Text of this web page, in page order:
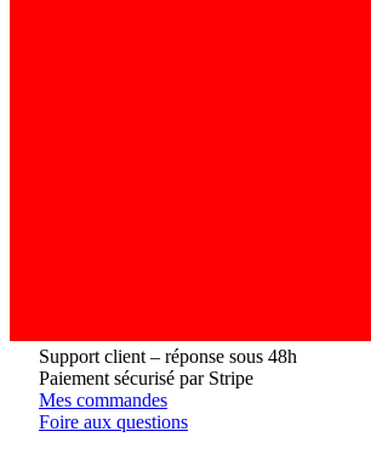
Support client – réponse sous 48h
Paiement sécurisé par Stripe
Mes commandes
Foire aux questions